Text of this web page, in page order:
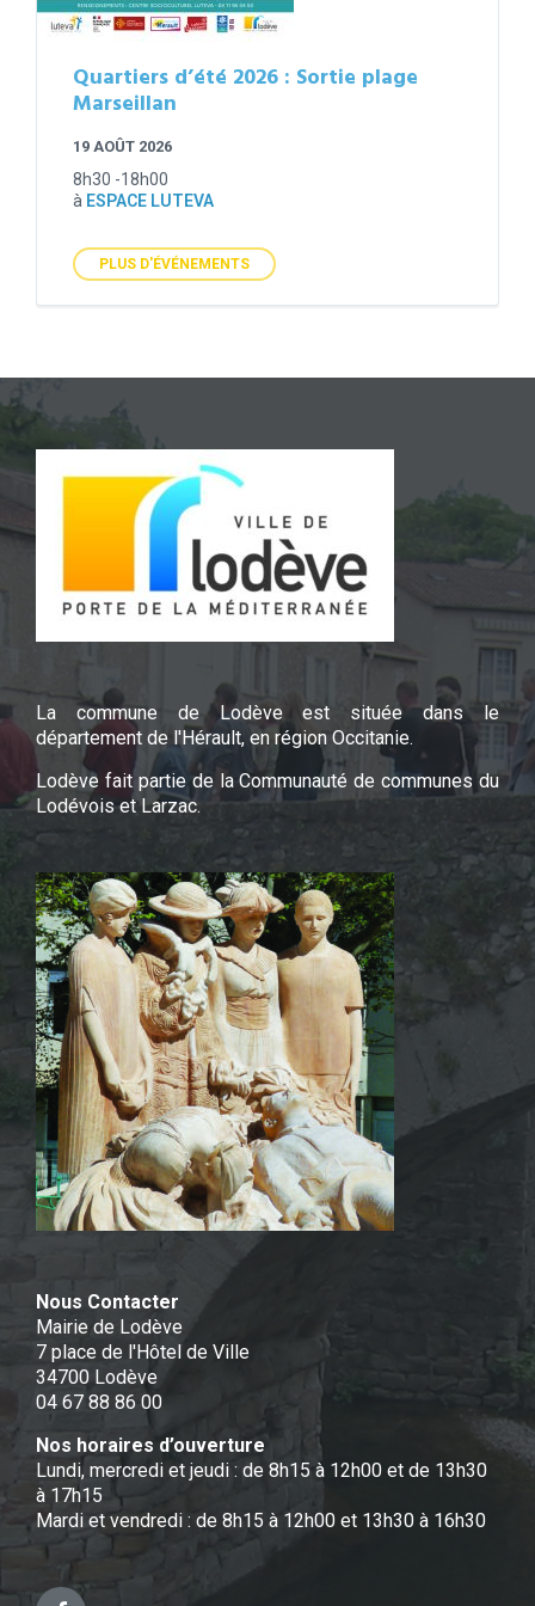
Quartiers d’été 2026 : Sortie plage
Marseillan
19 AOÛT 2026
8h30 -18h00
à ESPACE LUTEVA
PLUS D'ÉVÉNEMENTS
La commune de Lodève est située dans le
département de l'Hérault, en région Occitanie.
Lodève fait partie de la Communauté de communes du
Lodévois et Larzac.
Nous Contacter
Mairie de Lodève
7 place de l'Hôtel de Ville
34700 Lodève
04 67 88 86 00
Nos horaires d’ouverture
Lundi, mercredi et jeudi : de 8h15 à 12h00 et de 13h30
à 17h15
Mardi et vendredi : de 8h15 à 12h00 et 13h30 à 16h30